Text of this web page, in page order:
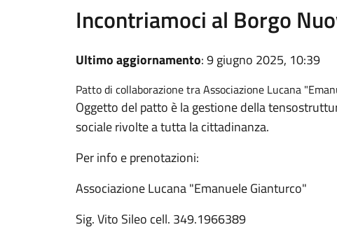
Incontriamoci al Borgo
Ultimo aggiornamento: 9 giugno 2025, 10:39
Patto di collaborazione tra Associazione Lucana
Oggetto del patto è la gestione della
sociale rivolte a tutta la cittadinanza.
Per info e prenotazioni:
Associazione Lucana "Emanuele Gianturco"
Sig. Vito Sileo cell. 349.1966389